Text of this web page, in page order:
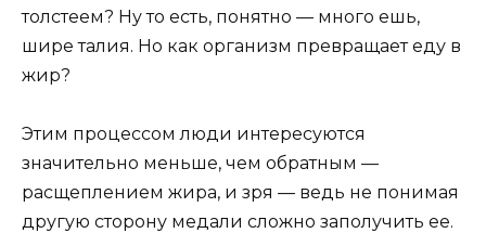
толстеем? Ну то есть, понятно — много ешь,
шире талия. Но как организм превращает еду в
жир?
Этим процессом люди интересуются
значительно меньше, чем обратным —
расщеплением жира, и зря — ведь не понимая
другую сторону медали сложно заполучить ее.